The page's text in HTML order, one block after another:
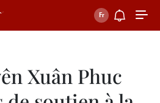
Xuân Phuc